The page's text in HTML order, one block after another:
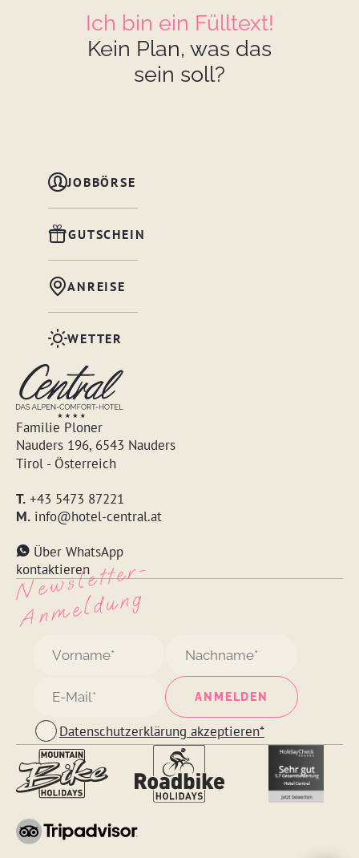
Ich bin ein Fülltext!
Kein Plan, was das
sein soll?
Familie Ploner
Nauders 196, 6543 Nauders
Tirol - Österreich
T. +43 5473 87221
M. info@hotel-central.at
Über WhatsApp
kontaktieren
JOBBÖRSE
GUTSCHEIN
ANREISE
WETTER
N
e
w
s
l
ett
e
r
-
A
n
m
e
l
d
u
n
g
Datenschutzerklärung akzeptieren*